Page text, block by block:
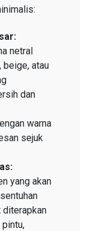
netral
beige, atau
dan
warna
sejuk
yang akan
diterapkan